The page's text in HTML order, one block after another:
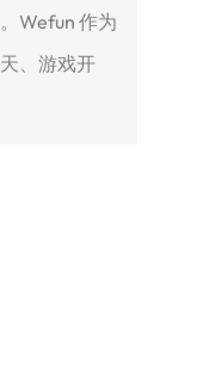
Wefun 作为
、游戏开